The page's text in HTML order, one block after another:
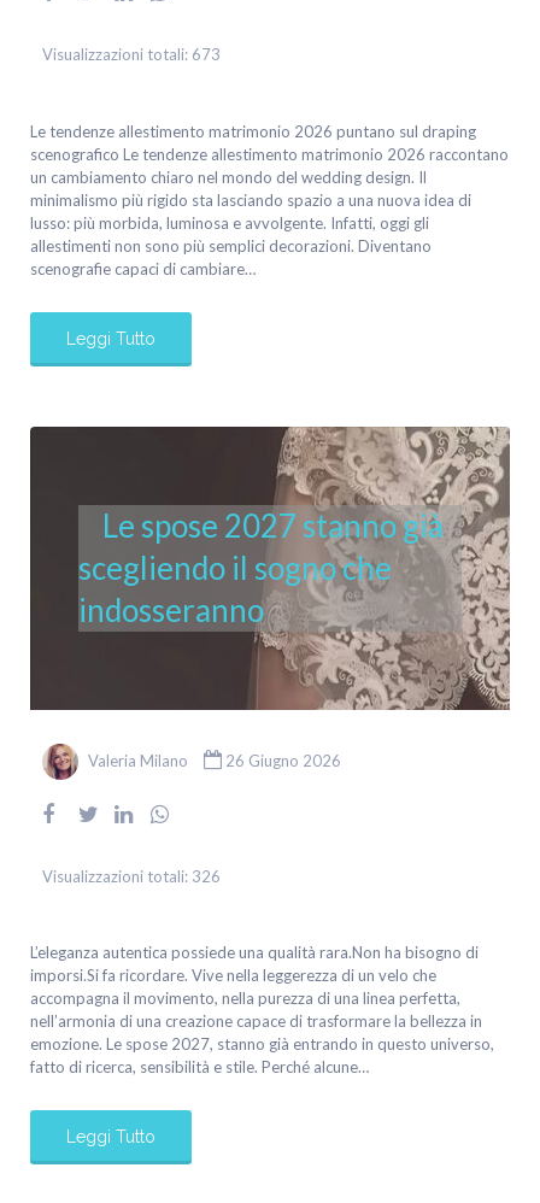
Visualizzazioni totali: 673
Le tendenze allestimento matrimonio 2026 puntano sul draping
scenografico Le tendenze allestimento matrimonio 2026 raccontano
un cambiamento chiaro nel mondo del wedding design. Il
minimalismo più rigido sta lasciando spazio a una nuova idea di
lusso: più morbida, luminosa e avvolgente. Infatti, oggi gli
allestimenti non sono più semplici decorazioni. Diventano
scenografie capaci di cambiare…
Leggi Tutto
Le spose 2027 stanno già
scegliendo il sogno che
indosseranno
Valeria Milano 26 Giugno 2026
Visualizzazioni totali: 326
L’eleganza autentica possiede una qualità rara.Non ha bisogno di
imporsi.Si fa ricordare. Vive nella leggerezza di un velo che
accompagna il movimento, nella purezza di una linea perfetta,
nell’armonia di una creazione capace di trasformare la bellezza in
emozione. Le spose 2027, stanno già entrando in questo universo,
fatto di ricerca, sensibilità e stile. Perché alcune…
Leggi Tutto